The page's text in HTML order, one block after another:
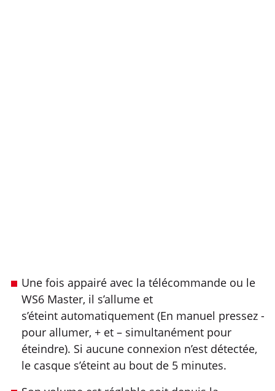
Une fois appairé avec la télécommande ou le
WS6 Master, il s’allume et
s’éteint automatiquement (En manuel pressez -
pour allumer, + et – simultanément pour
éteindre). Si aucune connexion n’est détectée,
le casque s’éteint au bout de 5 minutes.